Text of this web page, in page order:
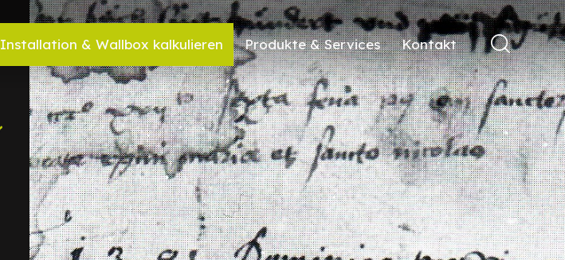
Installation & Wallbox kalkulieren Produkte & Services Kontakt